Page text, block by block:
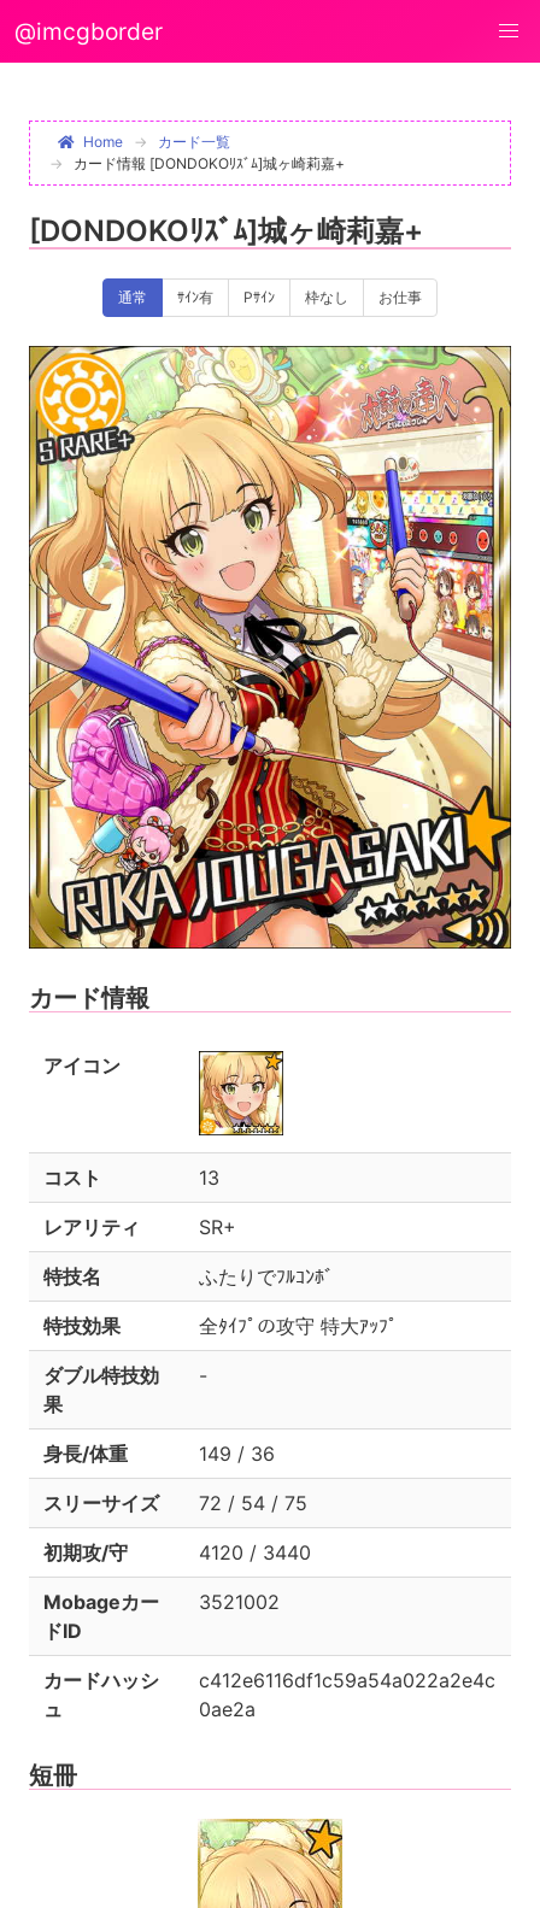
@imcgborder
Home
カード一覧
カード情報 [DONDOKOﾘｽﾞﾑ]城ヶ崎莉嘉+
[DONDOKOﾘｽﾞﾑ]城ヶ崎莉嘉+
通常 ｻｲﾝ有 Pｻｲﾝ 枠なし お仕事
カード情報
アイコン
コスト 13
レアリティ SR+
特技名 ふたりでﾌﾙｺﾝﾎﾞ
特技効果 全ﾀｲﾌﾟの攻守 特大ｱｯﾌﾟ
ダブル特技効
果
-
身長/体重 149 / 36
スリーサイズ 72 / 54 / 75
初期攻/守 4120 / 3440
Mobageカー
ドID
3521002
カードハッシ
ュ
c412e6116df1c59a54a022a2e4c
0ae2a
短冊